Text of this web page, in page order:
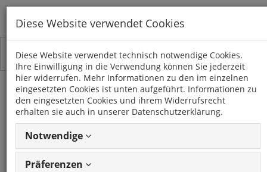
Toggle
navigation
Kategorien
USB Replacement ALFA
ROMEO Mito OPEL Adam
Corsa E
Diese Website verwendet Cookies
Diese Website verwendet technisch notwendige Cookies.
Ihre Einwilligung in die Verwendung können Sie jederzeit
hier widerrufen. Mehr Informationen zu den im einzelnen
eingesetzten Cookies ist unten aufgeführt. Informationen zu
den eingesetzten Cookies und ihrem Widerrufsrecht
erhalten sie auch in unserer Datenschutzerklärung.
Notwendige
Präferenzen